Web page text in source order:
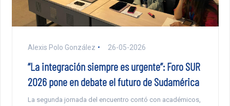
Alexis Polo González 26-05-2026
“La integración siempre es urgente”: Foro SUR
2026 pone en debate el futuro de Sudamérica
La segunda jornada del encuentro contó con académicos,